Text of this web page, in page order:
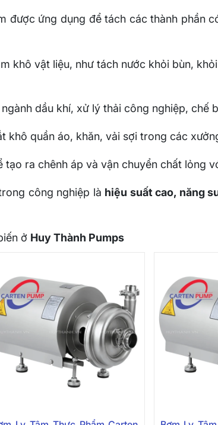
được ứng dụng để tách các thành phần
khô vật liệu, như tách nước khỏi bùn,
dầu khí, xử lý thải công nghiệp, chế
khô quần áo, khăn, vải sợi trong các
tạo ra chênh áp và vận chuyển chất lỏng
công nghiệp là hiệu suất cao, năng
ở Huy Thành Pumps